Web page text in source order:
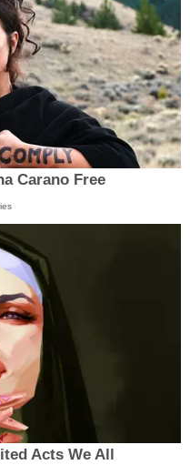
Carano Free
Acts We All